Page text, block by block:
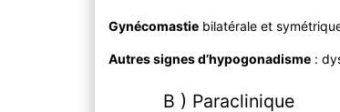
Gynécomastie bilatérale et
Autres signes d’hypogonadisme :
B ) Paraclinique